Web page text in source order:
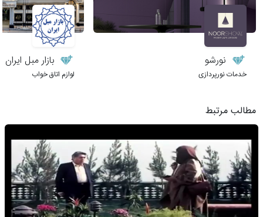
نورشو
خدمات نورپردازی
بازار مبل ایران
لوازم اتاق خواب
مطالب مرتبط